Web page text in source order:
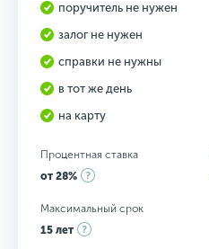
поручитель не нужен
залог не нужен
справки не нужны
в тот же день
на карту
Процентная ставка
от 28%
Максимальный срок
15 лет